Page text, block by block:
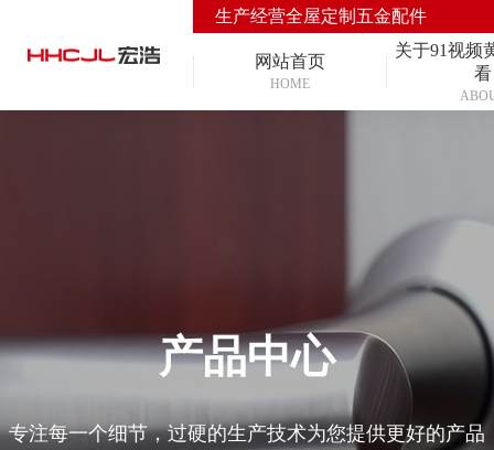
生产经营全屋定制五金配件
网站首页
HOME
关于91视频
看
产品中心
专注每一个细节，过硬的生产技术为您提供更好的产品